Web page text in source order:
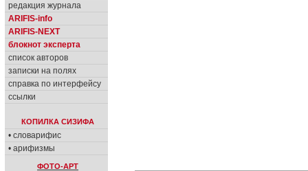
редакция журнала
ARIFIS-info
ARIFIS-NEXT
блокнот эксперта
список авторов
записки на полях
справка по интерфейсу
ссылки
КОПИЛКА СИЗИФА
• словарифис
• арифизмы
ФОТО-АРТ